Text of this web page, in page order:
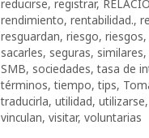
reducirse, registrar,
rendimiento, rentabilidad.,
resguardan, riesgo, riesgos,
sacarles, seguras, similares,
SMB, sociedades,tasa de
términos,tiempo,tips,
traducirla, utilidad, utilizarse,
vinculan, visitar, voluntarias